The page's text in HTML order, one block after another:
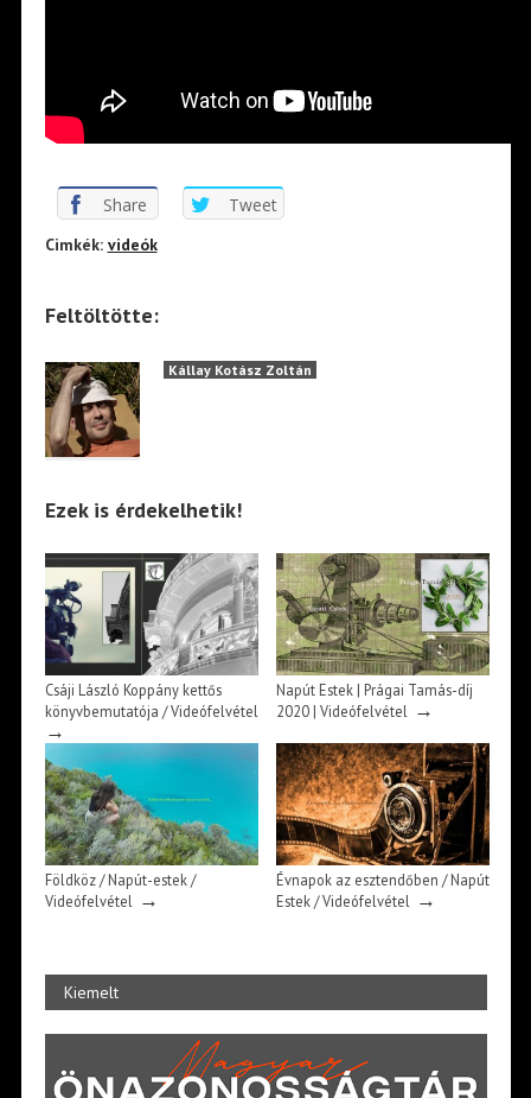
Share Tweet
Cimkék: videók
Feltöltötte:
Kállay Kotász Zoltán
Ezek is érdekelhetik!
Csáji László Koppány kettős
könyvbemutatója / Videófelvétel
→
Napút Estek | Prágai Tamás-díj
2020 | Videófelvétel→
Földköz / Napút-estek /
Videófelvétel→
Évnapok az esztendőben / Napút
Estek / Videófelvétel→
Kiemelt